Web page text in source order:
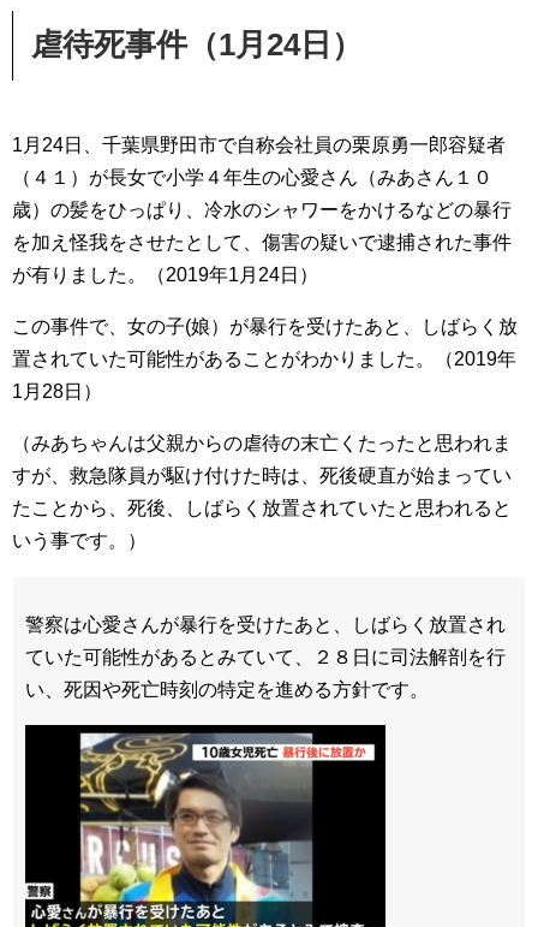
虐待死事件（1月24日）
1月24日、千葉県野田市で自称会社員の栗原勇一郎容疑者
（４１）が長女で小学４年生の心愛さん（みあさん１０
歳）の髪をひっぱり、冷水のシャワーをかけるなどの暴行
を加え怪我をさせたとして、傷害の疑いで逮捕された事件
が有りました。（2019年1月24日）
この事件で、女の子(娘）が暴行を受けたあと、しばらく放
置されていた可能性があることがわかりました。（2019年
1月28日）
（みあちゃんは父親からの虐待の末亡くたったと思われま
すが、救急隊員が駆け付けた時は、死後硬直が始まってい
たことから、死後、しばらく放置されていたと思われると
いう事です。）
警察は心愛さんが暴行を受けたあと、しばらく放置され
ていた可能性があるとみていて、２８日に司法解剖を行
い、死因や死亡時刻の特定を進める方針です。